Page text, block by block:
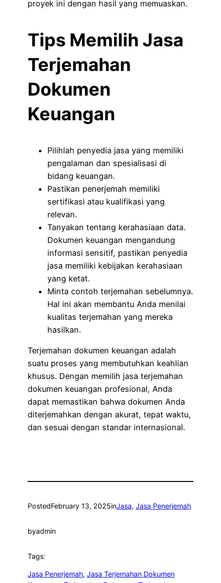
proyek ini dengan hasil yang memuaskan.
Tips Memilih Jasa
Terjemahan
Dokumen
Keuangan
Pilihlah penyedia jasa yang memiliki
pengalaman dan spesialisasi di
bidang keuangan.
Pastikan penerjemah memiliki
sertifikasi atau kualifikasi yang
relevan.
Tanyakan tentang kerahasiaan data.
Dokumen keuangan mengandung
informasi sensitif, pastikan penyedia
jasa memiliki kebijakan kerahasiaan
yang ketat.
Minta contoh terjemahan sebelumnya.
Hal ini akan membantu Anda menilai
kualitas terjemahan yang mereka
hasilkan.
Terjemahan dokumen keuangan adalah
suatu proses yang membutuhkan keahlian
khusus. Dengan memilih jasa terjemahan
dokumen keuangan profesional, Anda
dapat memastikan bahwa dokumen Anda
diterjemahkan dengan akurat, tepat waktu,
dan sesuai dengan standar internasional.
PostedFebruary 13, 2025inJasa, Jasa Penerjemah
byadmin
Tags:
Jasa Penerjemah, Jasa Terjemahan Dokumen